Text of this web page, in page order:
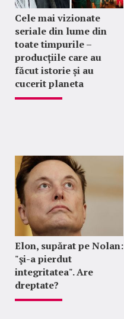
Cele mai vizionate
seriale din lume din
toate timpurile –
producțiile care au
făcut istorie și au
cucerit planeta
Elon, supărat pe Nolan:
"şi-a pierdut
integritatea". Are
dreptate?